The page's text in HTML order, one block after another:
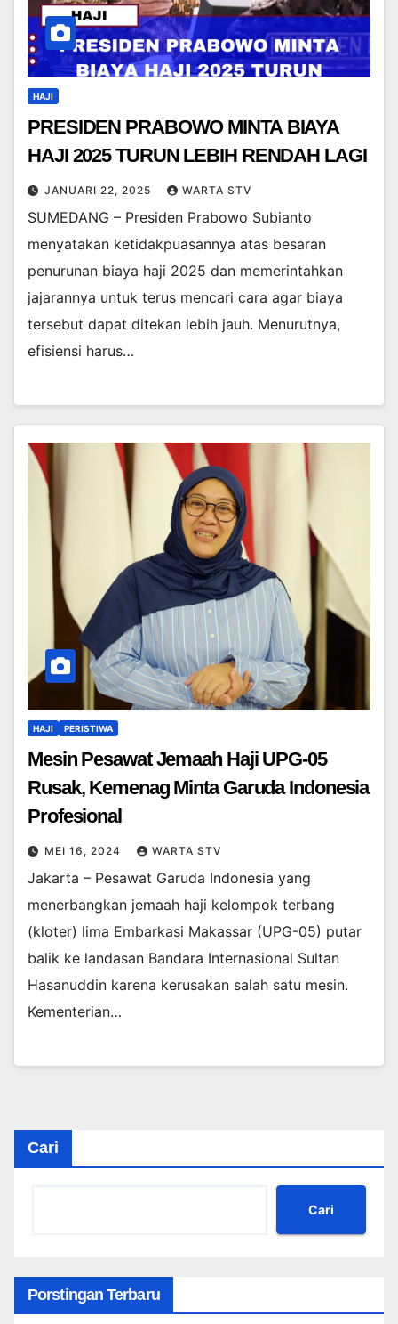
HAJI
PRESIDEN PRABOWO MINTA BIAYA
HAJI 2025 TURUN LEBIH RENDAH LAGI
JANUARI 22, 2025 WARTA STV
SUMEDANG – Presiden Prabowo Subianto
menyatakan ketidakpuasannya atas besaran
penurunan biaya haji 2025 dan memerintahkan
jajarannya untuk terus mencari cara agar biaya
tersebut dapat ditekan lebih jauh. Menurutnya,
efisiensi harus…
HAJI PERISTIWA
Mesin Pesawat Jemaah Haji UPG-05
Rusak, Kemenag Minta Garuda Indonesia
Profesional
MEI 16, 2024 WARTA STV
Jakarta – Pesawat Garuda Indonesia yang
menerbangkan jemaah haji kelompok terbang
(kloter) lima Embarkasi Makassar (UPG-05) putar
balik ke landasan Bandara Internasional Sultan
Hasanuddin karena kerusakan salah satu mesin.
Kementerian…
Cari
Cari
Porstingan Terbaru